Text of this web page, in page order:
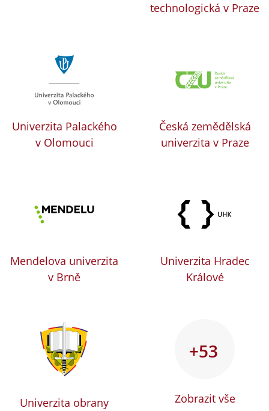
technologická v Praze
Univerzita Palackého
v Olomouci
Česká zemědělská
univerzita v Praze
Mendelova univerzita
v Brně
Univerzita Hradec
Králové
Univerzita obrany
+53
Zobrazit vše